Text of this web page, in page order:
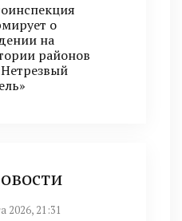
о
на
районов
2026, 21:31